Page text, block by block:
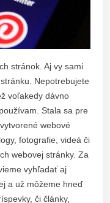
stránok. Aj vy sami
Nepotrebujete
voľakedy dávno
Stala sa pre
webové
fotografie, videá či
webovej stránky. Za
vyhľadať aj
a už môžeme hneď
či články,